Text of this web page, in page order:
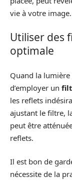
vie à votre image.
Utiliser des
optimale
Quand la
d’employer un
les reflets
ajustant le filtre,
peut être
reflets.
Il est bon de
nécessite de la